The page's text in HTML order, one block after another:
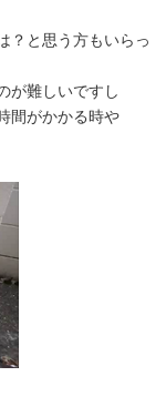
？と思う方もいらっ
が難しいですし
間がかかる時や